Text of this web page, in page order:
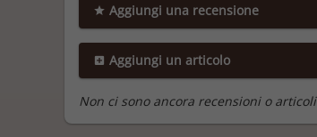
Aggiungi una recensione
Aggiungi un articolo
Non ci sono ancora recensioni o articoli